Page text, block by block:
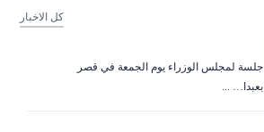
كل الاخبار
جلسة لمجلس الوزراء يوم الجمعة في قصر
بعبدا… ...